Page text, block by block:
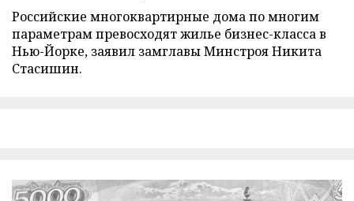
Российские многоквартирные дома по многим
параметрам превосходят жилье бизнес-класса в
Нью-Йорке, заявил замглавы Минстроя Никита
Стасишин.